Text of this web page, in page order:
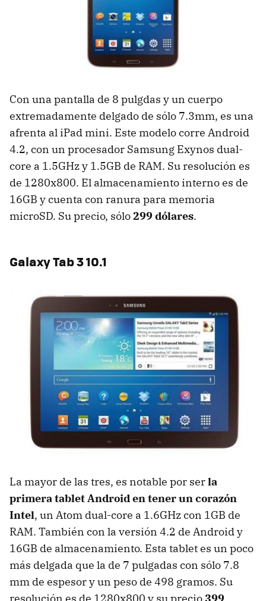
Con una pantalla de 8 pulgdas y un cuerpo
extremadamente delgado de sólo 7.3mm, es una
afrenta al iPad mini. Este modelo corre Android
4.2, con un procesador Samsung Exynos dual-
core a 1.5GHz y 1.5GB de RAM. Su resolución es
de 1280x800. El almacenamiento interno es de
16GB y cuenta con ranura para memoria
microSD. Su precio, sólo299 dólares.
Galaxy Tab 3 10.1
La mayor de las tres, es notable por serla
primera tablet Android en tener un corazón
Intel, un Atom dual-core a 1.6GHz con 1GB de
RAM. También con la versión 4.2 de Android y
16GB de almacenamiento. Esta tablet es un poco
más delgada que la de 7 pulgadas con sólo 7.8
mm de espesor y un peso de 498 gramos. Su
resolución es de 1280x800 y su precio399